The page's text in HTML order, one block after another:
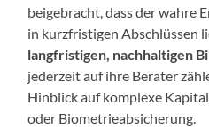
beigebracht, dass der wahre
in kurzfristigen Abschlüssen
langfristigen, nachhaltigen
jederzeit auf ihre Berater
Hinblick auf komplexe
oder Biometrieabsicherung.